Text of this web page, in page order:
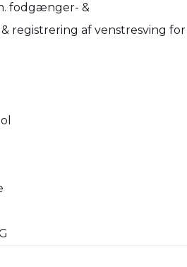
fodgænger- &
registrering af venstresving for